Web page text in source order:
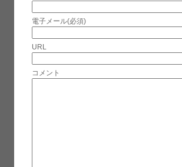
電子メール(必須)
URL
コメント